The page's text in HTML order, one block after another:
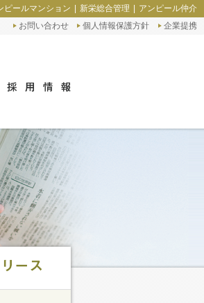
ピールマンション 新栄総合管理 アンピール仲介
お問い合わせ 個人情報保護方針 企業提携